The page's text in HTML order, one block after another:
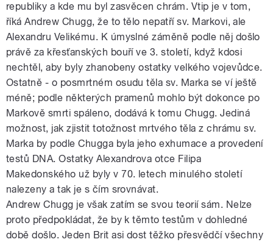
republiky a kde mu byl zasvěcen chrám. Vtip je v tom,
říká Andrew Chugg, že to tělo nepatří sv. Markovi, ale
Alexandru Velikému. K úmyslné záměně podle něj došlo
právě za křesťanských bouří ve 3. století, když kdosi
nechtěl, aby byly zhanobeny ostatky velkého vojevůdce.
Ostatně - o posmrtném osudu těla sv. Marka se ví ještě
méně; podle některých pramenů mohlo být dokonce po
Markově smrti spáleno, dodává k tomu Chugg. Jediná
možnost, jak zjistit totožnost mrtvého těla z chrámu sv.
Marka by podle Chugga byla jeho exhumace a provedení
testů DNA. Ostatky Alexandrova otce Filipa
Makedonského už byly v 70. letech minulého století
nalezeny a tak je s čím srovnávat.
Andrew Chugg je však zatím se svou teorií sám. Nelze
proto předpokládat, že by k těmto testům v dohledné
době došlo. Jeden Brit asi dost těžko přesvědčí všechny